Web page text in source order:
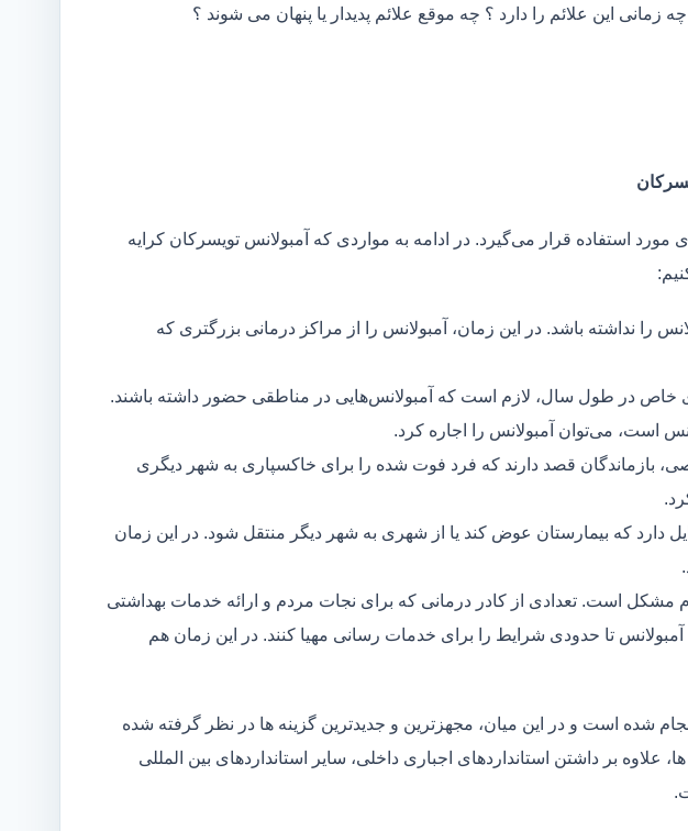
زمانی این علائم را دارد ؟ چه موقع علائم پدیدار یا پنهان می شوند ؟
مورد استفاده قرار می‌گیرد. در ادامه به مواردی که آمبولانس تویسرکان کرایه
را نداشته باشد. در این زمان، آمبولانس را از مراکز درمانی بزرگتری که
خاص در طول سال، لازم است که آمبولانس‌هایی در مناطقی حضور داشته باشند.
است، می‌توان آمبولانس را اجاره کرد.
بازماندگان قصد دارند که فرد فوت شده را برای خاکسپاری به شهر دیگری
که بیمارستان عوض کند یا از شهری به شهر دیگر منتقل شود. در این زمان
مشکل است. تعدادی از کادر درمانی که برای نجات مردم و ارائه خدمات بهداشتی
آمبولانس تا حدودی شرایط را برای خدمات رسانی مهیا کنند. در این زمان هم
شده است و در این میان، مجهزترین و جدیدترین گزینه ها در نظر گرفته شده
علاوه بر داشتن استانداردهای اجباری داخلی، سایر استانداردهای بین المللی